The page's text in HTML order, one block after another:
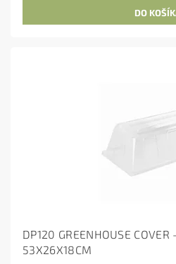
DP120 GREENHOUSE COVER
53X26X18CM